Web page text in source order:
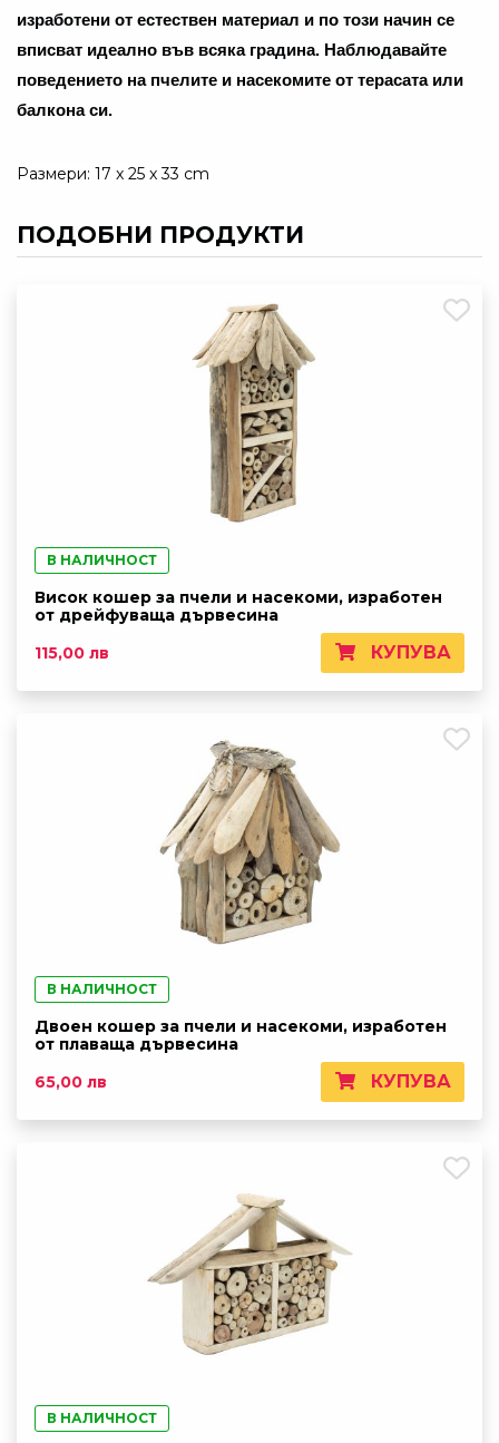
изработени от естествен материал и по този начин се
вписват идеално във всяка градина. Наблюдавайте
поведението на пчелите и насекомите от терасата или
балкона си.
Размери: 17 x 25 x 33 cm
ПОДОБНИ ПРОДУКТИ
В НАЛИЧНОСТ
Висок кошер за пчели и насекоми, изработен
от дрейфуваща дървесина
115,00 лв
КУПУВА
В НАЛИЧНОСТ
Двоен кошер за пчели и насекоми, изработен
от плаваща дървесина
65,00 лв
КУПУВА
В НАЛИЧНОСТ